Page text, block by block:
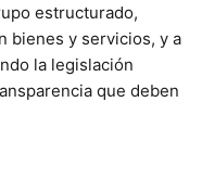
estructurado,
bienes y servicios, y a
la legislación
que deben